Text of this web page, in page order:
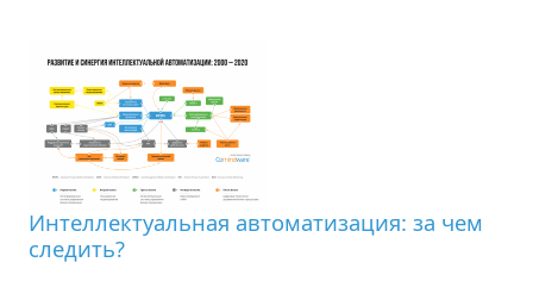
Интеллектуальная автоматизация: за чем
следить?